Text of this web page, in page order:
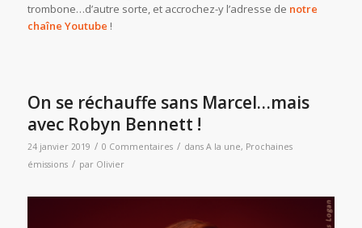
trombone…d’autre sorte, et accrochez-y l’adresse de notre
chaîne Youtube !
On se réchauffe sans Marcel…mais
avec Robyn Bennett !
24 janvier 2019 / 0 Commentaires / dans A la une, Prochaines
émissions / par Olivier